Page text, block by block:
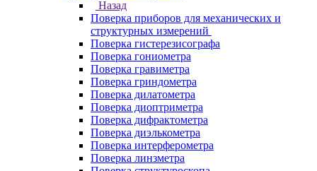
Назад
Поверка приборов для механических и
структурных измерений
Поверка гистерезисографа
Поверка гониометра
Поверка гравиметра
Поверка гриндометра
Поверка дилатометра
Поверка диоптриметра
Поверка дифрактометра
Поверка диэлькометра
Поверка интерферометра
Поверка линзметра